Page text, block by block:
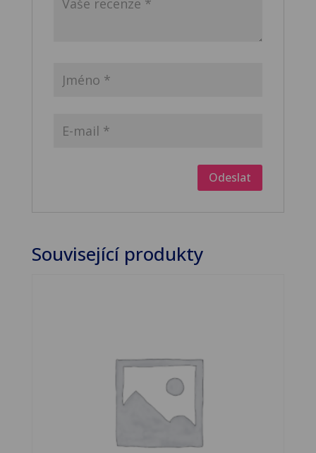
Související produkty